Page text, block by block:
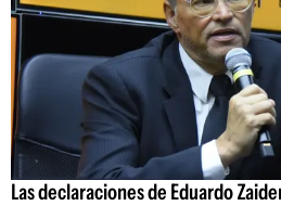
Las declaraciones de Eduardo